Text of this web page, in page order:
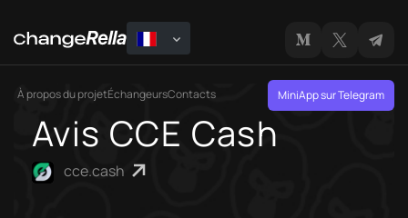
À propos du projetÉchangeursContacts MiniApp sur Telegram
Avis CCE Cash
cce.cash